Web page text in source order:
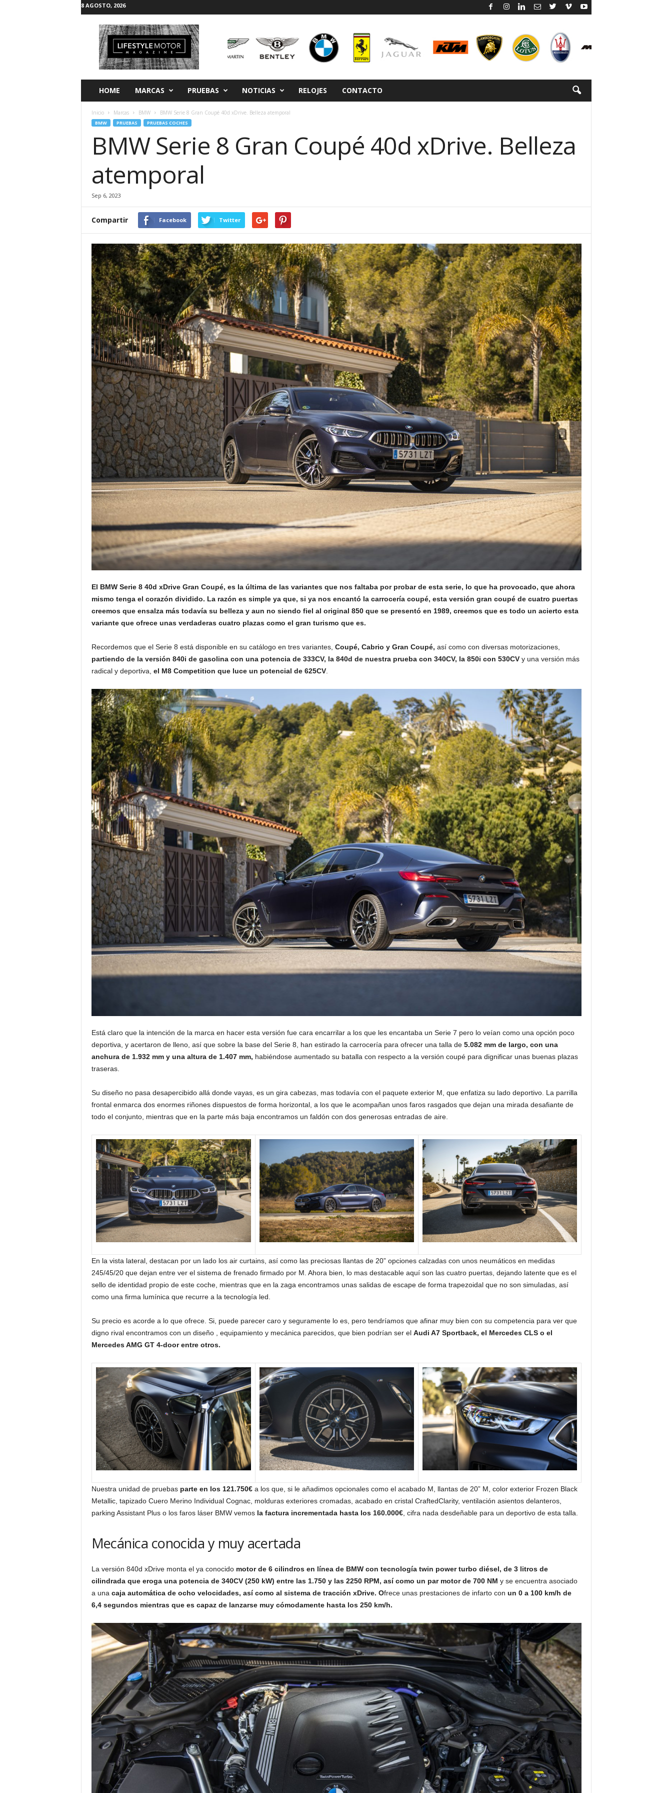
8 AGOSTO, 2026
HOME MARCAS PRUEBAS NOTICIAS RELOJES CONTACTO
Inicio Marcas BMW BMW Serie 8 Gran Coupé 40d xDrive. Belleza atemporal
BMW PRUEBAS PRUEBAS COCHES
BMW Serie 8 Gran Coupé 40d xDrive. Belleza
atemporal
Sep 6, 2023
Compartir Facebook Twitter
El BMW Serie 8 40d xDrive Gran Coupé, es la última de las variantes que nos faltaba por probar de esta serie, lo que ha provocado, que ahora
mismo tenga el corazón dividido. La razón es simple ya que, si ya nos encantó la carrocería coupé, esta versión gran coupé de cuatro puertas
creemos que ensalza más todavía su belleza y aun no siendo fiel al original 850 que se presentó en 1989, creemos que es todo un acierto esta
variante que ofrece unas verdaderas cuatro plazas como el gran turismo que es.
Recordemos que el Serie 8 está disponible en su catálogo en tres variantes, Coupé, Cabrio y Gran Coupé, así como con diversas motorizaciones,
partiendo de la versión 840i de gasolina con una potencia de 333CV, la 840d de nuestra prueba con 340CV, la 850i con 530CVy una versión más
radical y deportiva, el M8 Competition que luce un potencial de 625CV.
Está claro que la intención de la marca en hacer esta versión fue cara encarrilar a los que les encantaba un Serie 7 pero lo veían como una opción poco
deportiva, y acertaron de lleno, así que sobre la base del Serie 8, han estirado la carrocería para ofrecer una talla de 5.082 mm de largo, con una
anchura de 1.932 mm y una altura de 1.407 mm, habiéndose aumentado su batalla con respecto a la versión coupé para dignificar unas buenas plazas
traseras.
Su diseño no pasa desapercibido allá donde vayas, es un gira cabezas, mas todavía con el paquete exterior M, que enfatiza su lado deportivo. La parrilla
frontal enmarca dos enormes riñones dispuestos de forma horizontal, a los que le acompañan unos faros rasgados que dejan una mirada desafiante de
todo el conjunto, mientras que en la parte más baja encontramos un faldón con dos generosas entradas de aire.
En la vista lateral, destacan por un lado los air curtains, así como las preciosas llantas de 20” opciones calzadas con unos neumáticos en medidas
245/45/20 que dejan entre ver el sistema de frenado firmado por M. Ahora bien, lo mas destacable aquí son las cuatro puertas, dejando latente que es el
sello de identidad propio de este coche, mientras que en la zaga encontramos unas salidas de escape de forma trapezoidal que no son simuladas, así
como una firma lumínica que recurre a la tecnología led.
Su precio es acorde a lo que ofrece. Si, puede parecer caro y seguramente lo es, pero tendríamos que afinar muy bien con su competencia para ver que
digno rival encontramos con un diseño , equipamiento y mecánica parecidos, que bien podrían ser el Audi A7 Sportback, el Mercedes CLS o el
Mercedes AMG GT 4-door entre otros.
Nuestra unidad de pruebas parte en los 121.750€a los que, si le añadimos opcionales como el acabado M, llantas de 20” M, color exterior Frozen Black
Metallic, tapizado Cuero Merino Individual Cognac, molduras exteriores cromadas, acabado en cristal CraftedClarity, ventilación asientos delanteros,
parking Assistant Plus o los faros láser BMW vemos la factura incrementada hasta los 160.000€, cifra nada desdeñable para un deportivo de esta talla.
Mecánica conocida y muy acertada
La versión 840d xDrive monta el ya conocido motor de 6 cilindros en línea de BMW con tecnología twin power turbo diésel, de 3 litros de
cilindrada que eroga una potencia de 340CV (250 kW) entre las 1.750 y las 2250 RPM, así como un par motor de 700 NM y se encuentra asociado
a una caja automática de ocho velocidades, así como al sistema de tracción xDrive. Ofrece unas prestaciones de infarto con un 0 a 100 km/h de
6,4 segundos mientras que es capaz de lanzarse muy cómodamente hasta los 250 km/h.